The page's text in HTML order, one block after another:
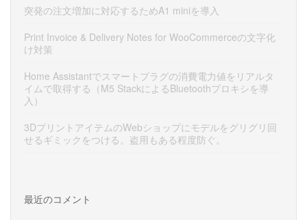
突発の注文増加に対応するためA1 miniを導入
Print Invoice & Delivery Notes for WooCommerceの文字化
け対策
Home Assistantでスマートプラグの消費電力値をリアルタ
イムで取得する（M5 StackによるBluetoothプロキシを導
入）
3DプリントアイテムのWebショップにモデルをグリグリ回
せるギミックをつける。盗用もある程度防ぐ。
最近のコメント